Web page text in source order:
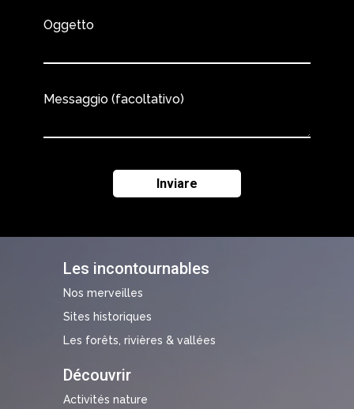
Les incontournables
Nos merveilles
Sites historiques
Les forêts, rivières & vallées
Découvrir
Activités nature
Oggetto
Messaggio (facoltativo)